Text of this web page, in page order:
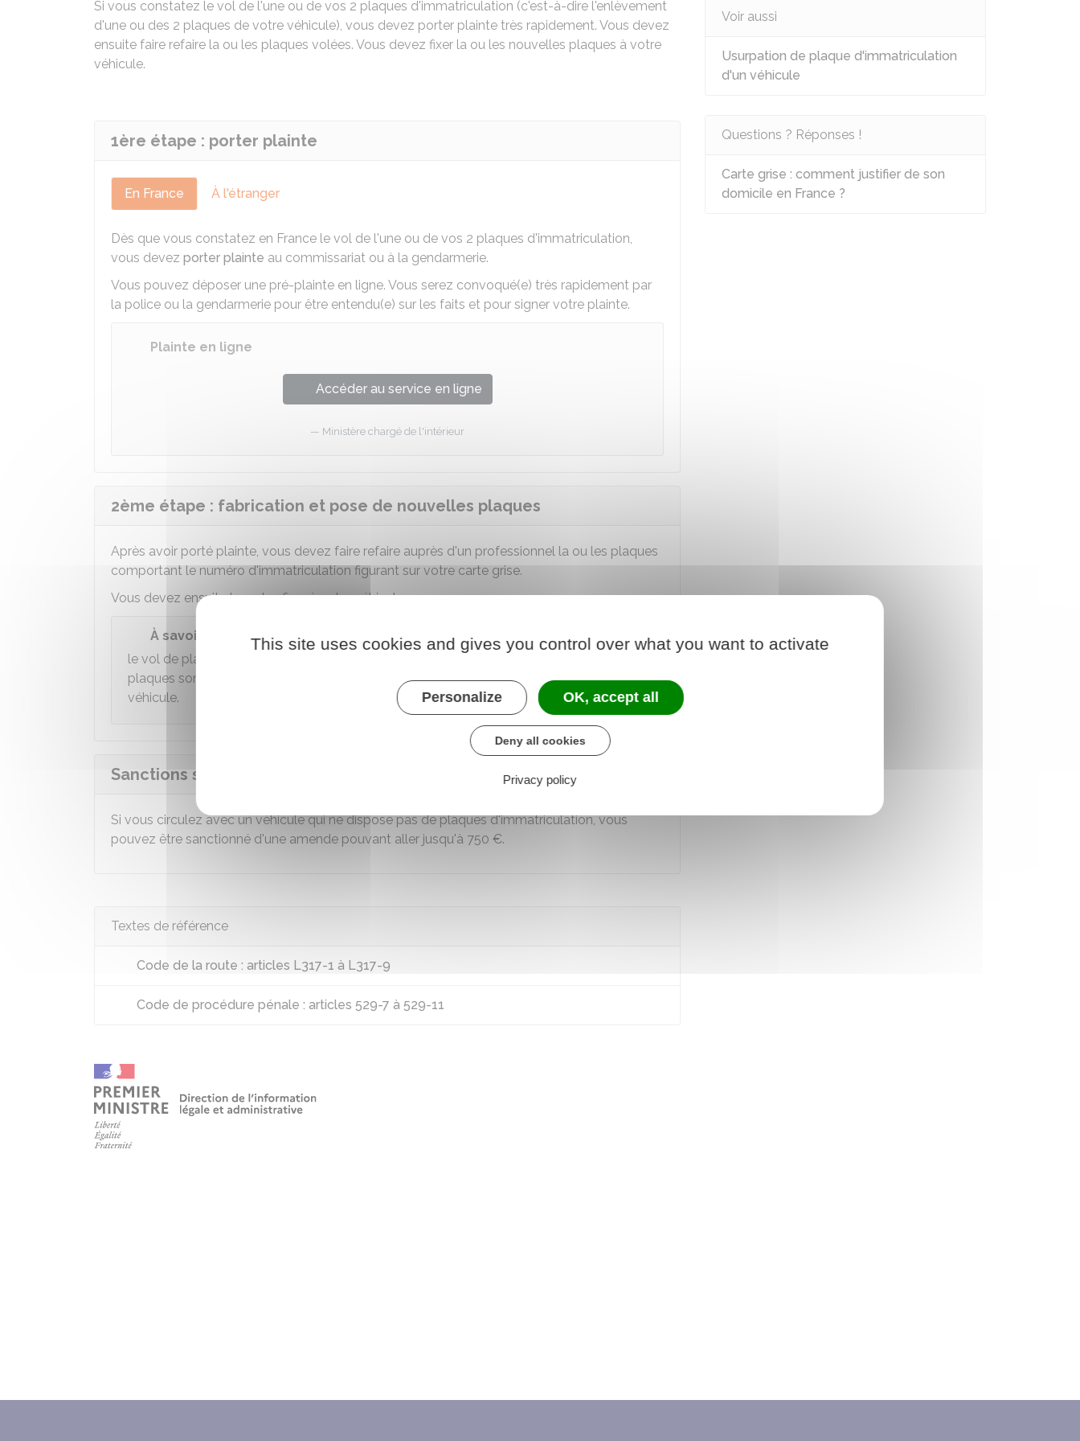
Si vous constatez le vol de l'une ou de vos 2 plaques d'immatriculation (c'est-à-dire l'enlèvement
d'une ou des 2 plaques de votre véhicule), vous devez porter plainte très rapidement. Vous devez
ensuite faire refaire la ou les plaques volées. Vous devez fixer la ou les nouvelles plaques à votre
véhicule.
1ère étape : porter plainte
En France À l'étranger
Dès que vous constatez en France le vol de l'une ou de vos 2 plaques d'immatriculation,
vous devez porter plainte au commissariat ou à la gendarmerie.
Vous pouvez déposer une pré-plainte en ligne. Vous serez convoqué(e) très rapidement par
la police ou la gendarmerie pour être entendu(e) sur les faits et pour signer votre plainte.
Plainte en ligne
Accéder au service en ligne
Ministère chargé de l'intérieur
2ème étape : fabrication et pose de nouvelles plaques
Après avoir porté plainte, vous devez faire refaire auprès d'un professionnel la ou les plaques
comportant le numéro d'immatriculation figurant sur votre carte grise.
Vous devez ensuite la ou les fixer à votre véhicule.
À savoir
le vol de plaques n'est pas assimilé à
plaques sont volées, vous n'obtenez pas un nouveau numéro d'immatriculation du
véhicule.
Sanctions si vous circulez sans les plaques
Si vous circulez avec un véhicule qui ne dispose pas de plaques d'immatriculation, vous
pouvez être sanctionné d'une amende pouvant aller jusqu'à 750 €.
Textes de référence
Code de la route : articles L317-1 à L317-9
Code de procédure pénale : articles 529-7 à 529-11
Voir aussi
Usurpation de plaque d'immatriculation
d'un véhicule
Questions ? Réponses !
Carte grise : comment justifier de son
domicile en France ?
This site uses cookies and gives you control over what you want to activate
Personalize OK, accept all
Deny all cookies
Privacy policy